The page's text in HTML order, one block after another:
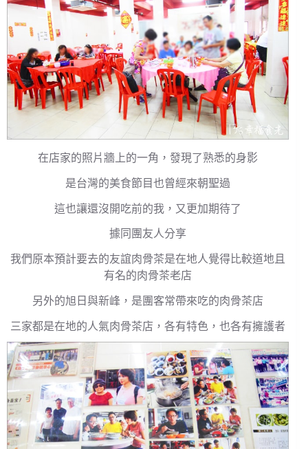
在店家的照片牆上的一角，發現了熟悉的身影
是台灣的美食節目也曾經來朝聖過
這也讓還沒開吃前的我，又更加期待了
據同團友人分享
我們原本預計要去的友誼肉骨茶是在地人覺得比較道地且
有名的肉骨茶老店
另外的旭日與新峰，是團客常帶來吃的肉骨茶店
三家都是在地的人氣肉骨茶店，各有特色，也各有擁護者